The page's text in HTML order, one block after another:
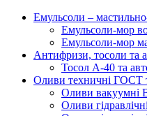
Емульсоли –
Емульсоли-мор
Емульсоли-мор
Антифризи, тосоли та
Тосол А-40 та
Оливи техничні ГОСТ
Оливи вакуумні
Оливи